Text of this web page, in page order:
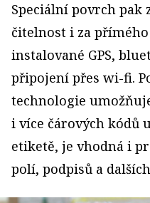
Speciální povrch
čitelnost i za přímého
instalované GPS,
připojení přes wi-fi.
technologie
i více čárových kódů
etiketě, je vhodná i
polí, podpisů a